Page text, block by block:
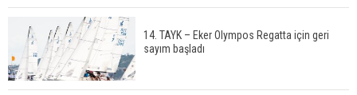
14. TAYK – Eker Olympos Regatta için geri
sayım başladı